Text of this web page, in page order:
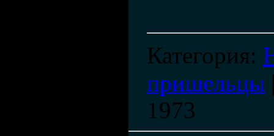
Категория:
пришельцы
1973